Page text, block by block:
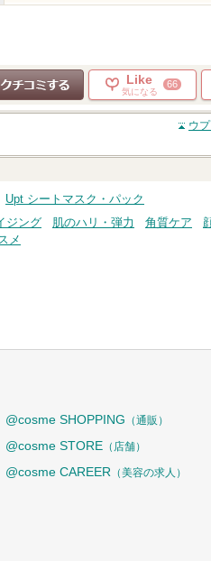
クチコミする
Like
気になる
66
ウ
Upt シートマスク・パック
ジング 肌のハリ・弾力 角質ケア
メ
@cosme SHOPPING （通販）
@cosme STORE （店舗）
@cosme CAREER （美容の求人）